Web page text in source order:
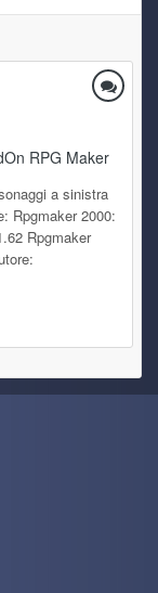
RPG Maker
a sinistra
Rpgmaker 2000:
Rpgmaker